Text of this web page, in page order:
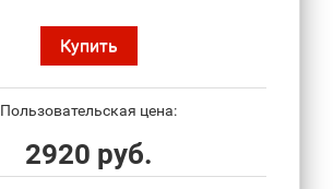
Купить
Пользовательская цена:
2920 руб.